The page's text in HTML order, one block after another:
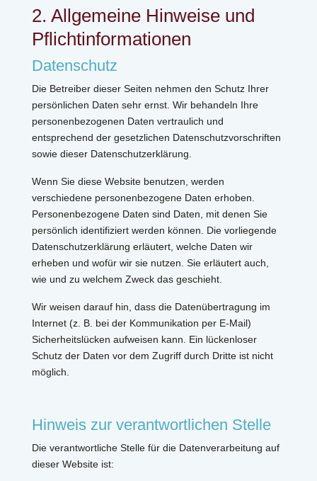
2. Allgemeine Hinweise und
Pflichtinformationen
Datenschutz
Die Betreiber dieser Seiten nehmen den Schutz Ihrer
persönlichen Daten sehr ernst. Wir behandeln Ihre
personenbezogenen Daten vertraulich und
entsprechend der gesetzlichen Datenschutzvorschriften
sowie dieser Datenschutzerklärung.
Wenn Sie diese Website benutzen, werden
verschiedene personenbezogene Daten erhoben.
Personenbezogene Daten sind Daten, mit denen Sie
persönlich identifiziert werden können. Die vorliegende
Datenschutzerklärung erläutert, welche Daten wir
erheben und wofür wir sie nutzen. Sie erläutert auch,
wie und zu welchem Zweck das geschieht.
Wir weisen darauf hin, dass die Datenübertragung im
Internet (z. B. bei der Kommunikation per E-Mail)
Sicherheitslücken aufweisen kann. Ein lückenloser
Schutz der Daten vor dem Zugriff durch Dritte ist nicht
möglich.
Hinweis zur verantwortlichen Stelle
Die verantwortliche Stelle für die Datenverarbeitung auf
dieser Website ist: